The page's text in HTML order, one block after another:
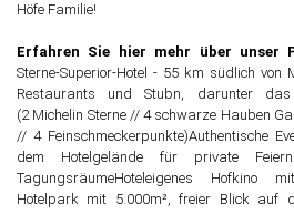
Höfe Familie!
Erfahren Sie hier mehr über unser
Sterne-Superior-Hotel - 55 km südlich von
Restaurants und Stubn, darunter das
(2 Michelin Sterne // 4 schwarze Hauben
// 4 Feinschmeckerpunkte)Authentische
dem Hotelgelände für private
TagungsräumeHoteleigenes Hofkino
Hotelpark mit 5.000m², freier Blick auf